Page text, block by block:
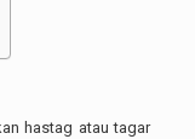
hastag atau tagar